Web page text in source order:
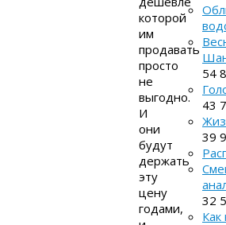
которой
им
продавать
просто
не
выгодно.
И
они
будут
держать
эту
цену
годами,
54
43
39
32
Как